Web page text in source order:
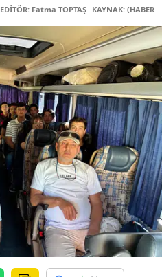
EDİTÖR: Fatma TOPTAŞ KAYNAK: (HABER